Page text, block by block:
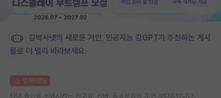
김박사넷의 새로운 거인, 인공지능 김GPT가 추천하는 게시
물로 더 멀리 바라보세요.
명예의전당
타대 출신을 소외시키는 연구실. 선배, 동료분들의 조언 부탁드립니다.